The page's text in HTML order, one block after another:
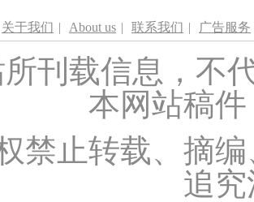
关于我们 | About us | 联系我们 | 广告服务
刊载信息，不
本网站稿
禁止转载、摘
追